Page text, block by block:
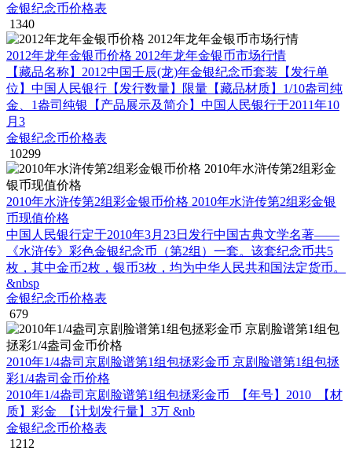
金银纪念币价格表
1340
2012年龙年金银币价格 2012年龙年金银币市场行情
【藏品名称】2012中国壬辰(龙)年金银纪念币套装【发行单
位】中国人民银行【发行数量】限量【藏品材质】1/10盎司纯
金、1盎司纯银【产品展示及简介】中国人民银行于2011年10
月3
金银纪念币价格表
10299
2010年水浒传第2组彩金银币价格 2010年水浒传第2组彩金银
币现值价格
中国人民银行定于2010年3月23日发行中国古典文学名著——
《水浒传》彩色金银纪念币（第2组）一套。该套纪念币共5
枚，其中金币2枚，银币3枚，均为中华人民共和国法定货币。
&nbsp
金银纪念币价格表
679
2010年1/4盎司京剧脸谱第1组包拯彩金币 京剧脸谱第1组包拯
彩1/4盎司金币价格
2010年1/4盎司京剧脸谱第1组包拯彩金币 【年号】2010 【材
质】彩金 【计划发行量】3万 &nb
金银纪念币价格表
1212